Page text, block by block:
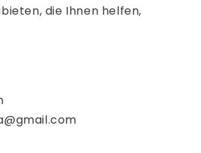
die Ihnen helfen,